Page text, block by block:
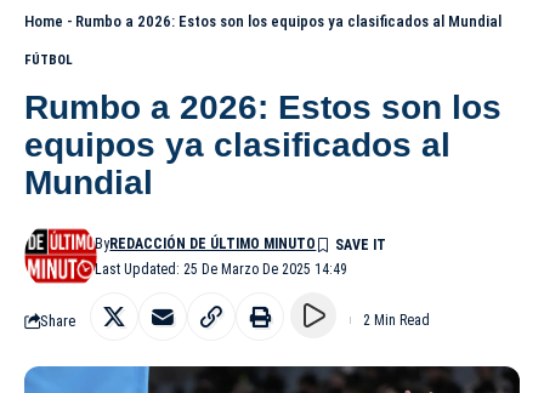
Home - Rumbo a 2026: Estos son los equipos ya clasificados al Mundial
FÚTBOL
Rumbo a 2026: Estos son los
equipos ya clasificados al
Mundial
Last Updated: 25 De Marzo De 2025 14:49
ByREDACCIÓN DE ÚLTIMO MINUTO
Share 2 Min Read